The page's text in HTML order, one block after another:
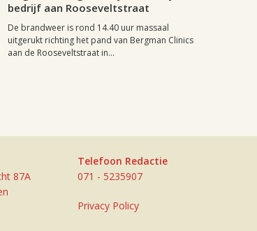
bedrijf aan Rooseveltstraat
De brandweer is rond 14.40 uur massaal
uitgerukt richting het pand van Bergman Clinics
aan de Rooseveltstraat in...
87A
Telefoon Redactie
071 - 5235907
Privacy Policy